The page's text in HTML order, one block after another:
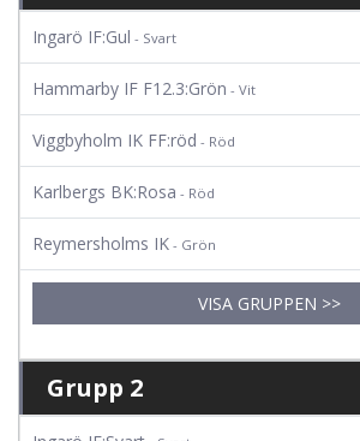
Ingarö IF:Gul - Svart
Hammarby IF F12.3:Grön - Vit
Viggbyholm IK FF:röd - Röd
Karlbergs BK:Rosa - Röd
Reymersholms IK - Grön
VISA GRUPPEN >>
Grupp 2